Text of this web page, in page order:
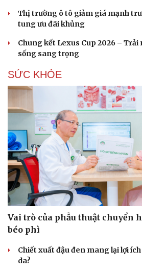
Du lịch
Tư vấn
Săn Tour
check-in
Câu
Đọc
Kể
Hạt
Thị trường ô tô giảm giá mạnh
tung ưu đãi khủng
Chung kết Lexus Cup 2026 –
sống sang trọng
SỨC KHỎE
Vai trò của phẫu thuật chuyển
béo phì
Chiết xuất đậu đen mang lại lợi
da?